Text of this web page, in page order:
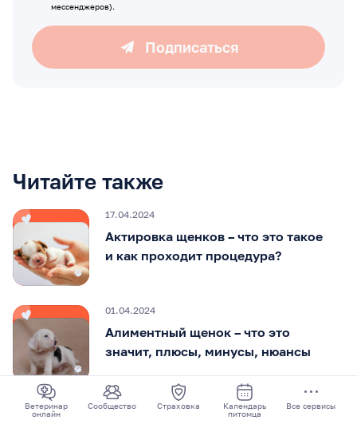
Ветеринар
онлайн
Сообщество Страховка
Календарь
питомца
Все сервисы
мессенджеров).
Подписаться
Читайте также
17.04.2024
Актировка щенков – что это такое
и как проходит процедура?
01.04.2024
Алиментный щенок – что это
значит, плюсы, минусы, нюансы
06.09.2023